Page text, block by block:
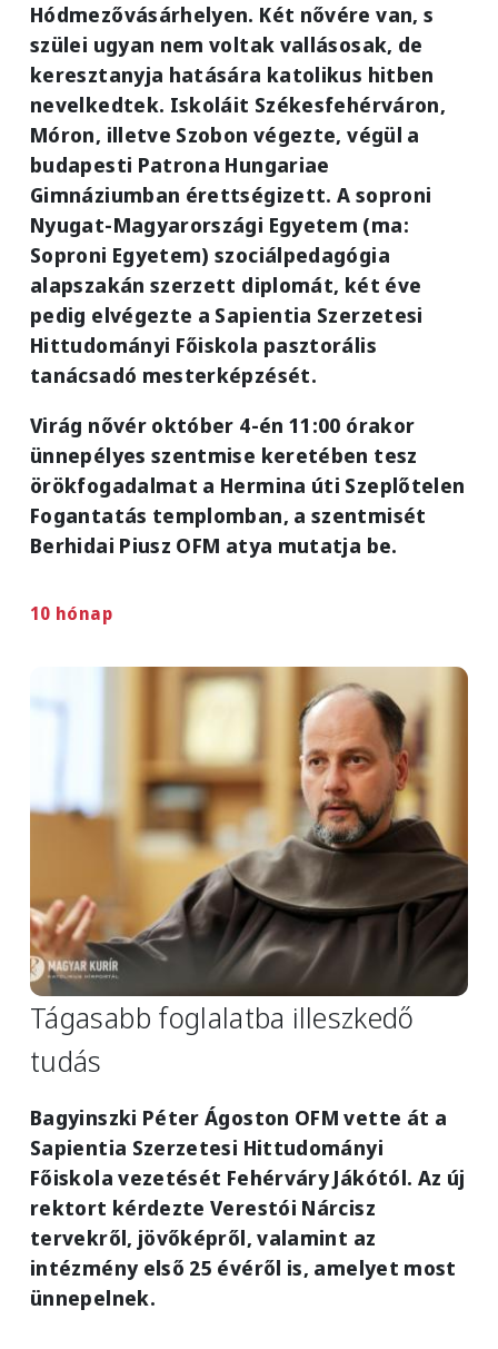
Hódmezővásárhelyen. Két nővére van, s
szülei ugyan nem voltak vallásosak, de
keresztanyja hatására katolikus hitben
nevelkedtek. Iskoláit Székesfehérváron,
Móron, illetve Szobon végezte, végül a
budapesti Patrona Hungariae
Gimnáziumban érettségizett. A soproni
Nyugat-Magyarországi Egyetem (ma:
Soproni Egyetem) szociálpedagógia
alapszakán szerzett diplomát, két éve
pedig elvégezte a Sapientia Szerzetesi
Hittudományi Főiskola pasztorális
tanácsadó mesterképzését.
Virág nővér október 4-én 11:00 órakor
ünnepélyes szentmise keretében tesz
örökfogadalmat a Hermina úti Szeplőtelen
Fogantatás templomban, a szentmisét
Berhidai Piusz OFM atya mutatja be.
10 hónap
Tágasabb foglalatba illeszkedő
tudás
Bagyinszki Péter Ágoston OFM vette át a
Sapientia Szerzetesi Hittudományi
Főiskola vezetését Fehérváry Jákótól. Az új
rektort kérdezte Verestói Nárcisz
tervekről, jövőképről, valamint az
intézmény első 25 évéről is, amelyet most
ünnepelnek.